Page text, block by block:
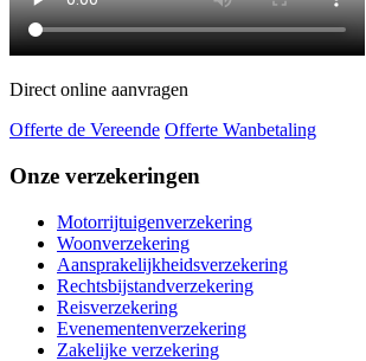
Direct online aanvragen
Offerte de Vereende Offerte Wanbetaling
Onze verzekeringen
Motorrijtuigenverzekering
Woonverzekering
Aansprakelijkheidsverzekering
Rechtsbijstandverzekering
Reisverzekering
Evenementenverzekering
Zakelijke verzekering